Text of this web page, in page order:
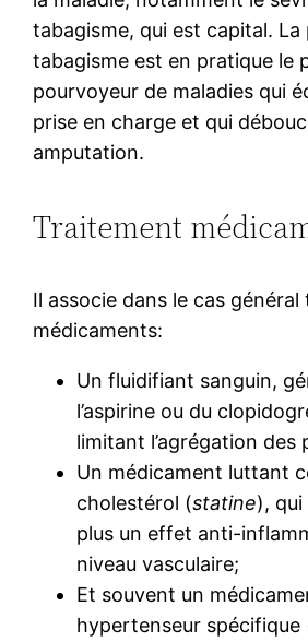
tabagisme, qui est capital. La
tabagisme est en pratique le
pourvoyeur de maladies qui
prise en charge et qui
amputation.
Traitement
Il associe dans le cas général
médicaments:
Un fluidifiant sanguin,
l’aspirine ou du
limitant l’agrégation des
Un médicament luttant
cholestérol (statine), qui
plus un effet anti-
niveau vasculaire;
Et souvent un
hypertenseur spécifique